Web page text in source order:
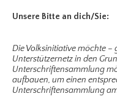
Unsere Bitte an dich/Sie:
Die Volksinitiative möchte –
Unterstützernetz in den
Unterschriftensammlung
aufbauen, um einen
Unterschriftensammlung am